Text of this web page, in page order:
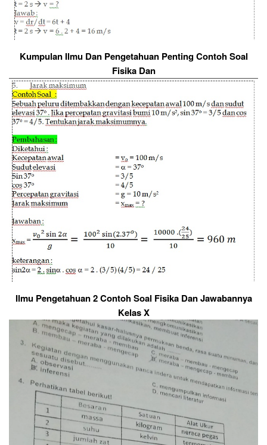
Kumpulan Ilmu Dan Pengetahuan Penting Contoh Soal
Fisika Dan
Ilmu Pengetahuan 2 Contoh Soal Fisika Dan Jawabannya
Kelas X